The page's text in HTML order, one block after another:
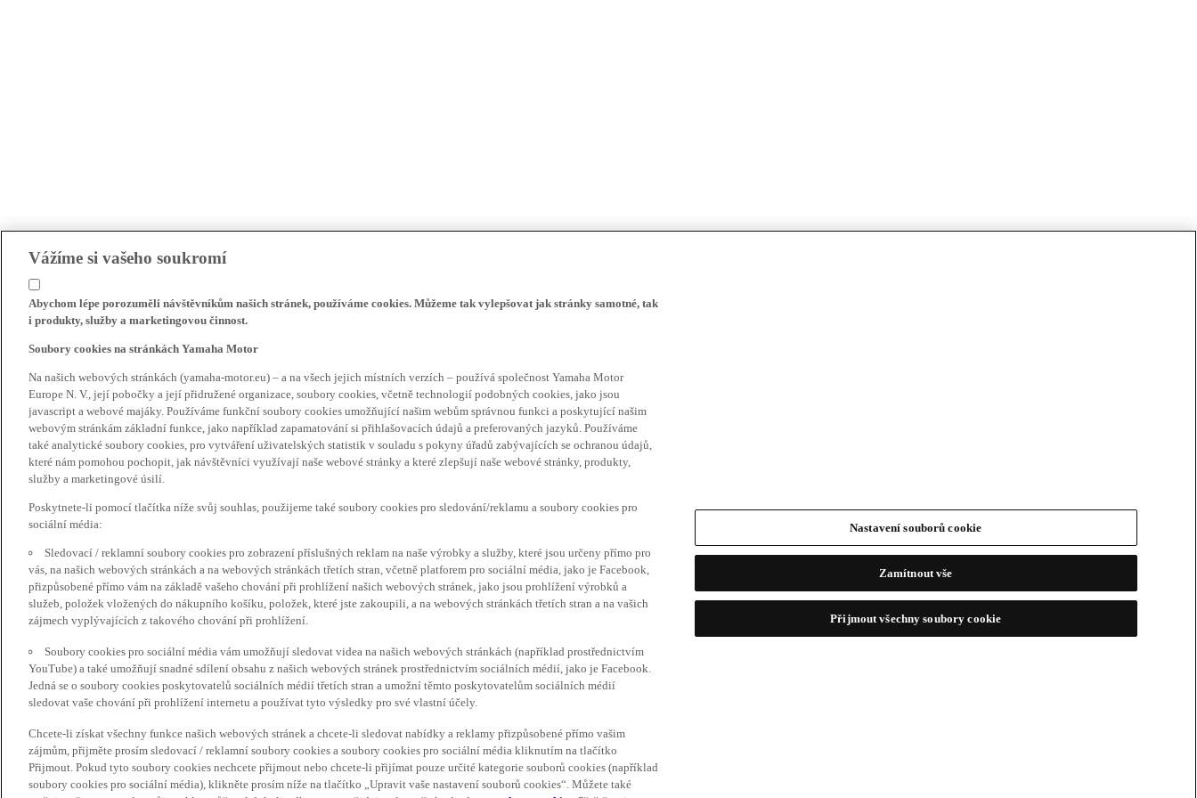
Vážíme si vašeho soukromí
Abychom lépe porozuměli návštěvníkům našich stránek, používáme cookies. Můžeme tak vylepšovat jak stránky samotné, tak
i produkty, služby a marketingovou činnost.
Soubory cookies na stránkách Yamaha Motor
Na našich webových stránkách (yamaha-motor.eu) – a na všech jejich místních verzích – používá společnost Yamaha Motor
Europe N. V., její pobočky a její přidružené organizace, soubory cookies, včetně technologií podobných cookies, jako jsou
javascript a webové majáky. Používáme funkční soubory cookies umožňující našim webům správnou funkci a poskytující našim
webovým stránkám základní funkce, jako například zapamatování si přihlašovacích údajů a preferovaných jazyků. Používáme
také analytické soubory cookies, pro vytváření uživatelských statistik v souladu s pokyny úřadů zabývajících se ochranou údajů,
které nám pomohou pochopit, jak návštěvníci využívají naše webové stránky a které zlepšují naše webové stránky, produkty,
služby a marketingové úsilí.
Poskytnete-li pomocí tlačítka níže svůj souhlas, použijeme také soubory cookies pro sledování/reklamu a soubory cookies pro
sociální média:
Sledovací / reklamní soubory cookies pro zobrazení příslušných reklam na naše výrobky a služby, které jsou určeny přímo pro
vás, na našich webových stránkách a na webových stránkách třetích stran, včetně platforem pro sociální média, jako je Facebook,
přizpůsobené přímo vám na základě vašeho chování při prohlížení našich webových stránek, jako jsou prohlížení výrobků a
služeb, položek vložených do nákupního košíku, položek, které jste zakoupili, a na webových stránkách třetích stran a na vašich
zájmech vyplývajících z takového chování při prohlížení.
Soubory cookies pro sociální média vám umožňují sledovat videa na našich webových stránkách (například prostřednictvím
YouTube) a také umožňují snadné sdílení obsahu z našich webových stránek prostřednictvím sociálních médií, jako je Facebook.
Jedná se o soubory cookies poskytovatelů sociálních médií třetích stran a umožní těmto poskytovatelům sociálních médií
sledovat vaše chování při prohlížení internetu a používat tyto výsledky pro své vlastní účely.
Chcete-li získat všechny funkce našich webových stránek a chcete-li sledovat nabídky a reklamy přizpůsobené přímo vašim
zájmům, přijměte prosím sledovací / reklamní soubory cookies a soubory cookies pro sociální média kliknutím na tlačítko
Přijmout. Pokud tyto soubory cookies nechcete přijmout nebo chcete-li přijímat pouze určité kategorie souborů cookies (například
soubory cookies pro sociální média), klikněte prosím níže na tlačítko „Upravit vaše nastavení souborů cookies“. Můžete také
Nastavení souborů cookie
Zamítnout vše
Přijmout všechny soubory cookie